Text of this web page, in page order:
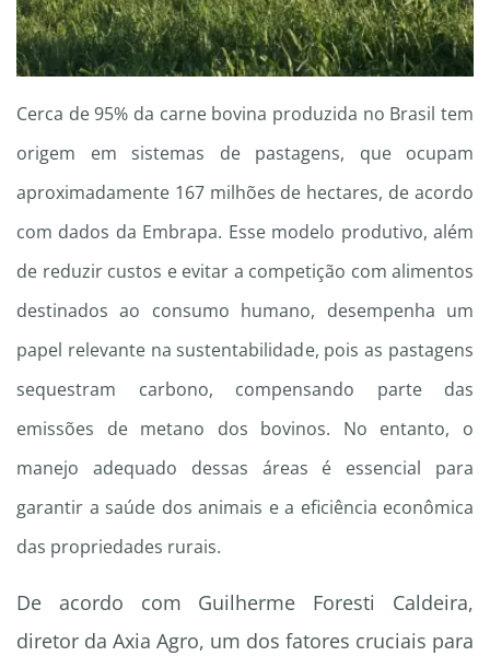
Cerca de 95% da carne bovina produzida no Brasil tem
origem em sistemas de pastagens, que ocupam
aproximadamente 167 milhões de hectares, de acordo
com dados da Embrapa. Esse modelo produtivo, além
de reduzir custos e evitar a competição com alimentos
destinados ao consumo humano, desempenha um
papel relevante na sustentabilidade, pois as pastagens
sequestram carbono, compensando parte das
emissões de metano dos bovinos. No entanto, o
manejo adequado dessas áreas é essencial para
garantir a saúde dos animais e a eficiência econômica
das propriedades rurais.
De acordo com Guilherme Foresti Caldeira,
diretor da Axia Agro, um dos fatores cruciais para